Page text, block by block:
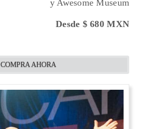
y Awesome Museum
Desde $ 680MXN
COMPRA AHORA